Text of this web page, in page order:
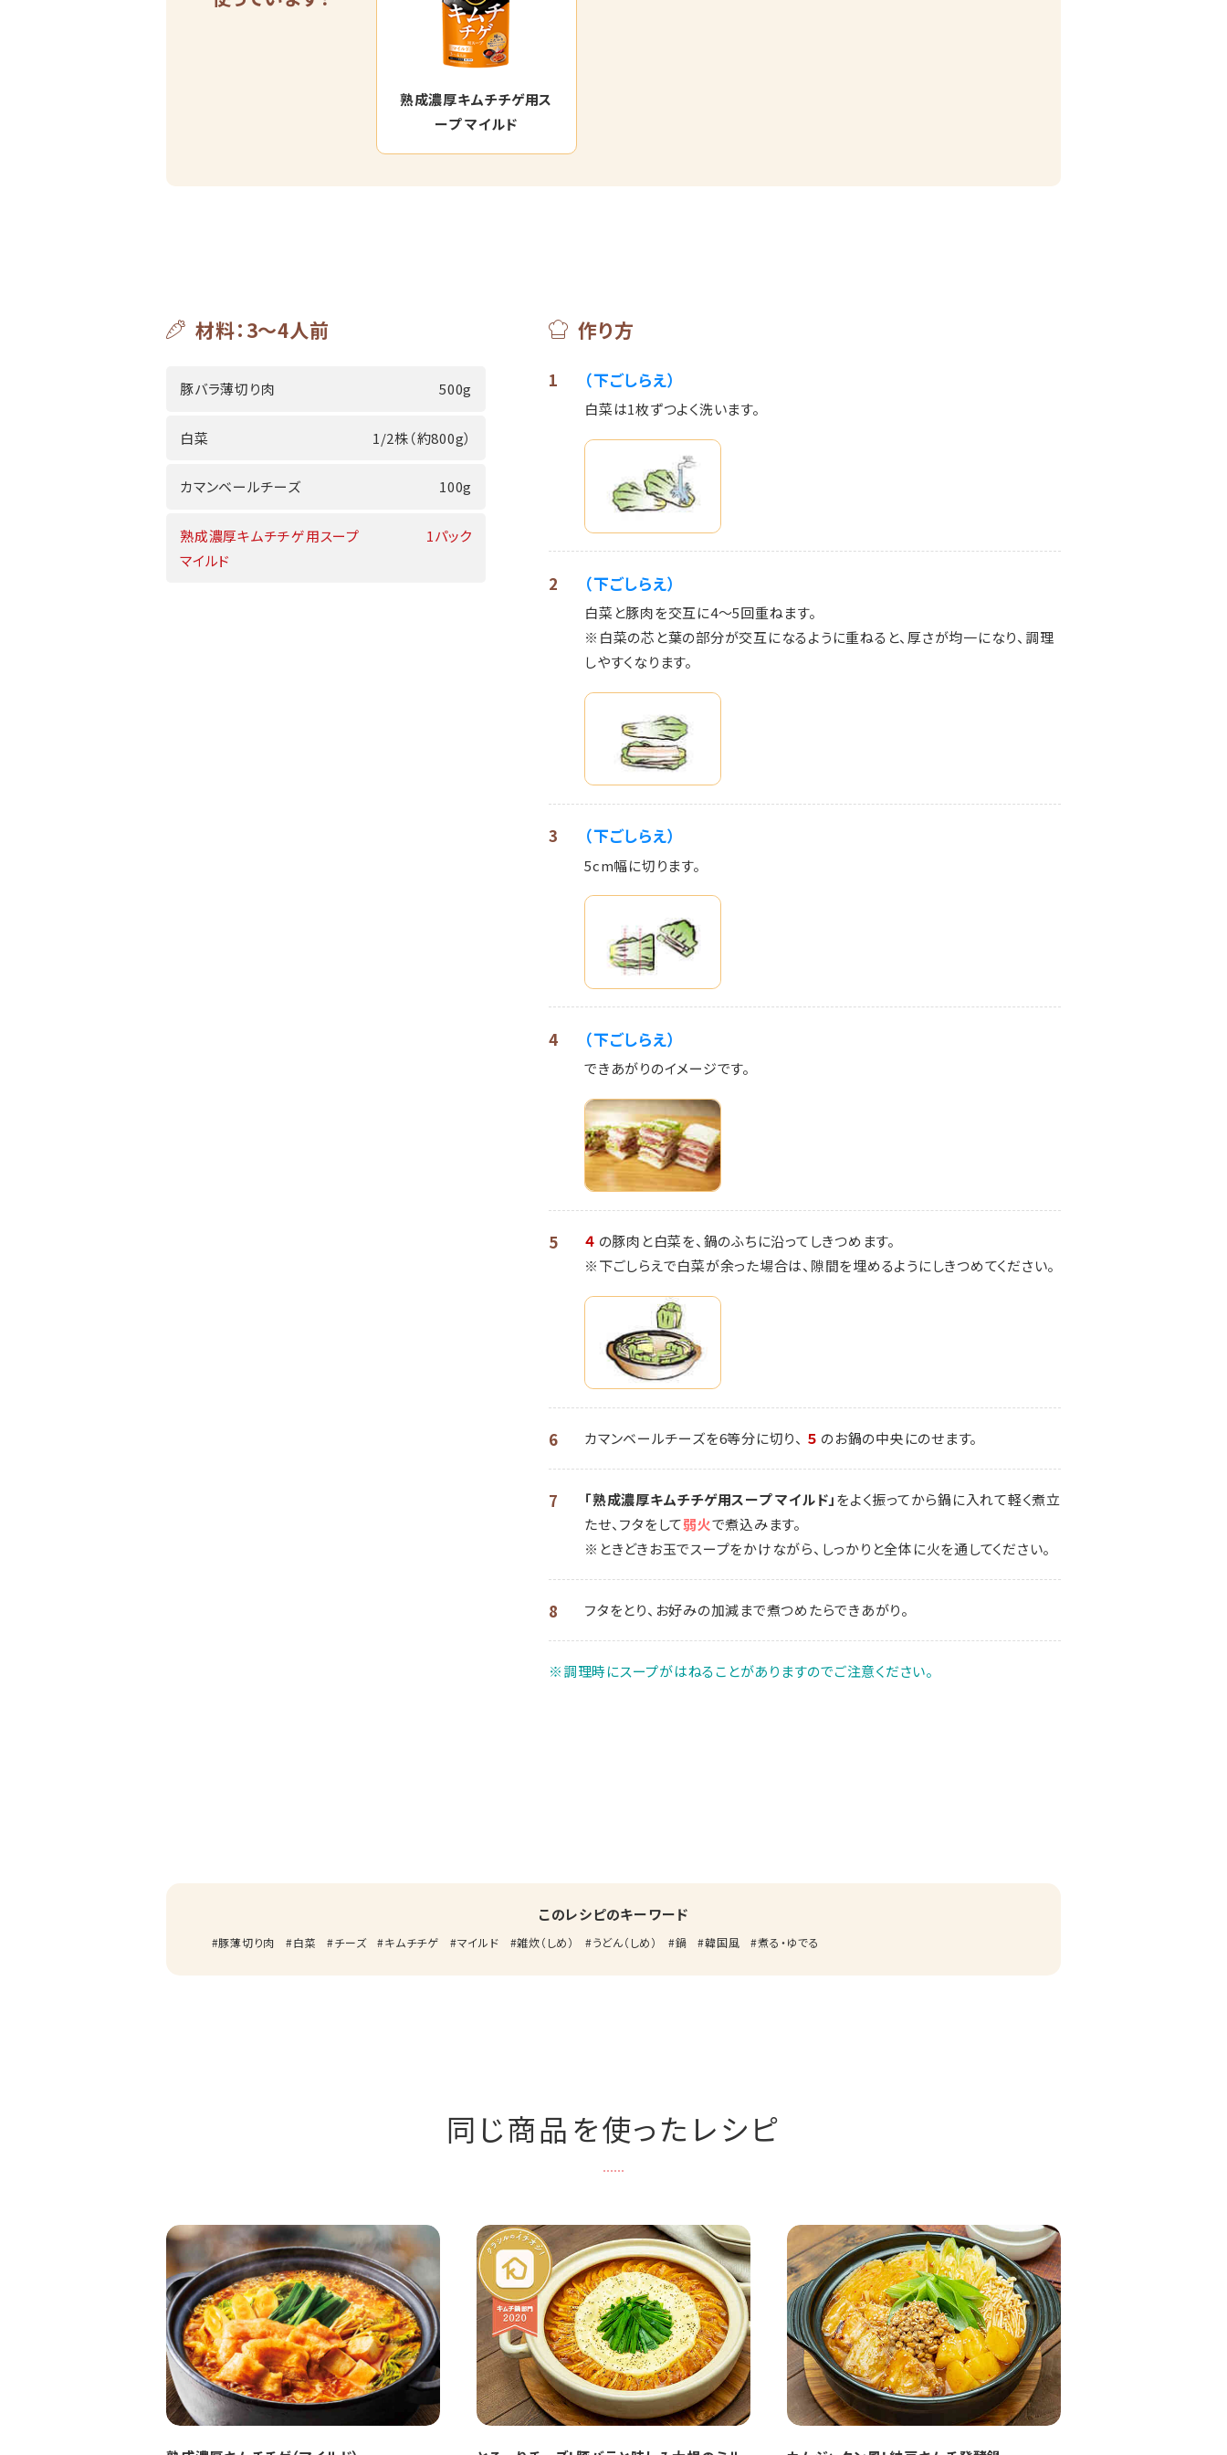
熟成濃厚キムチチゲ用ス
ープ マイルド
材料：3～4人前
豚バラ薄切り肉 500g
白菜 1/2株（約800g）
カマンベールチーズ 100g
熟成濃厚キムチチゲ用スープ
マイルド
1パック
作り方
1 （下ごしらえ）
白菜は1枚ずつよく洗います。
2 （下ごしらえ）
白菜と豚肉を交互に4～5回重ねます。
※白菜の芯と葉の部分が交互になるように重ねると、厚さが均一になり、調理
しやすくなります。
3 （下ごしらえ）
5cm幅に切ります。
4 （下ごしらえ）
できあがりのイメージです。
5 ４ の豚肉と白菜を、鍋のふちに沿ってしきつめます。
※下ごしらえで白菜が余った場合は、隙間を埋めるようにしきつめてください。
6 カマンベールチーズを6等分に切り、 ５ のお鍋の中央にのせます。
7 「熟成濃厚キムチチゲ用スープ マイルド」をよく振ってから鍋に入れて軽く煮立
たせ、フタをして弱火で煮込みます。
※ときどきお玉でスープをかけながら、しっかりと全体に火を通してください。
8 フタをとり、お好みの加減まで煮つめたらできあがり。
※調理時にスープがはねることがありますのでご注意ください。
このレシピのキーワード
豚薄切り肉 白菜 チーズ キムチチゲ マイルド 雑炊（しめ） うどん（しめ） 鍋 韓国風 煮る・ゆでる
同じ商品を使ったレシピ